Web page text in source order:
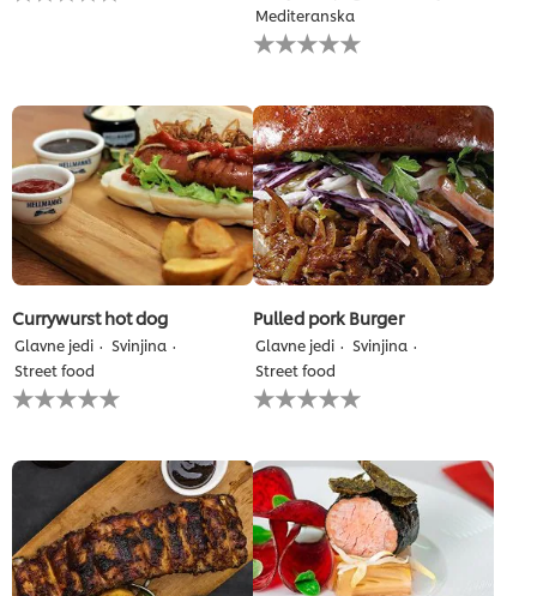
nobena
ocena
Mediteranska
Za
to
bila
predložena
nobena
ocena
Currywurst hot dog
Glavne jedi
Svinjina
Street food
Za
to
bila
predložena
nobena
ocena
Pulled pork Burger
Glavne jedi
Svinjina
Street food
Za
to
bila
predložena
nobena
ocena